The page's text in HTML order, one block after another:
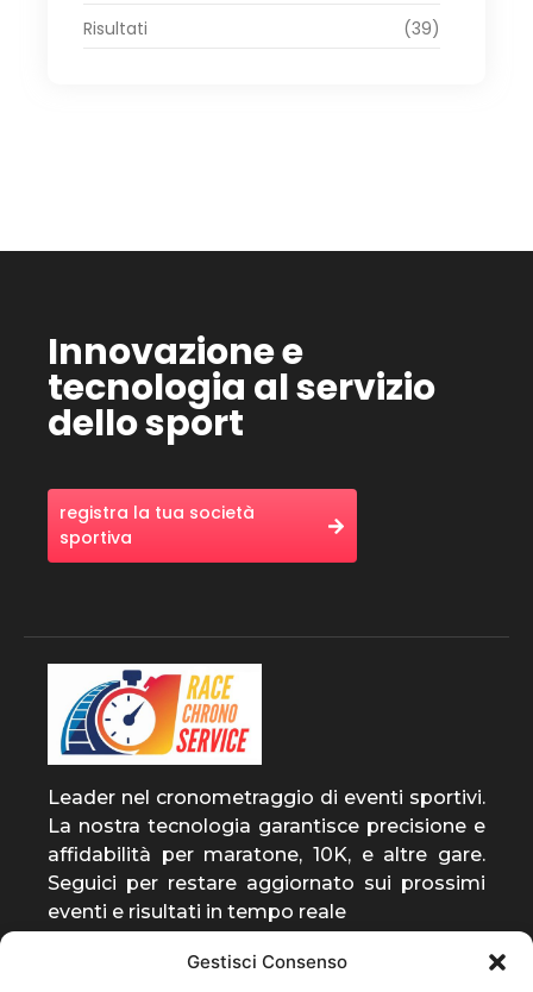
Gestisci Consenso
Risultati
(39)
Innovazione e
tecnologia al servizio
dello sport
registra la tua società
sportiva
Leader nel cronometraggio di eventi sportivi.
La nostra tecnologia garantisce precisione e
affidabilità per maratone, 10K, e altre gare.
Seguici per restare aggiornato sui prossimi
eventi e risultati in tempo reale